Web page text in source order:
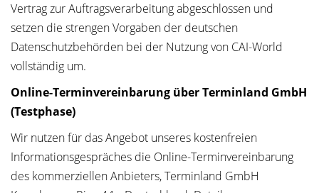
Vertrag zur Auftragsverarbeitung abgeschlossen und
setzen die strengen Vorgaben der deutschen
Datenschutzbehörden bei der Nutzung von CAI-World
vollständig um.
Online-Terminvereinbarung über Terminland GmbH
(Testphase)
Wir nutzen für das Angebot unseres kostenfreien
Informationsgespräches die Online-Terminvereinbarung
des kommerziellen Anbieters, Terminland GmbH